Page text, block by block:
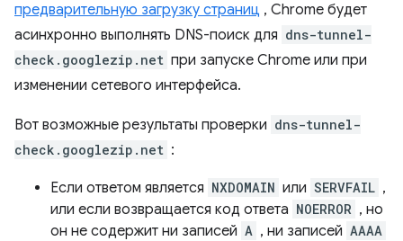
предварительную загрузку страниц , Chrome будет
асинхронно выполнять DNS-поиск для dns-tunnel-
check.googlezip.net при запуске Chrome или при
изменении сетевого интерфейса.
Вот возможные результаты проверки dns-tunnel-
check.googlezip.net :
Если ответом является NXDOMAIN или SERVFAIL ,
или если возвращается код ответа NOERROR , но
он не содержит ни записей A , ни записей AAAA